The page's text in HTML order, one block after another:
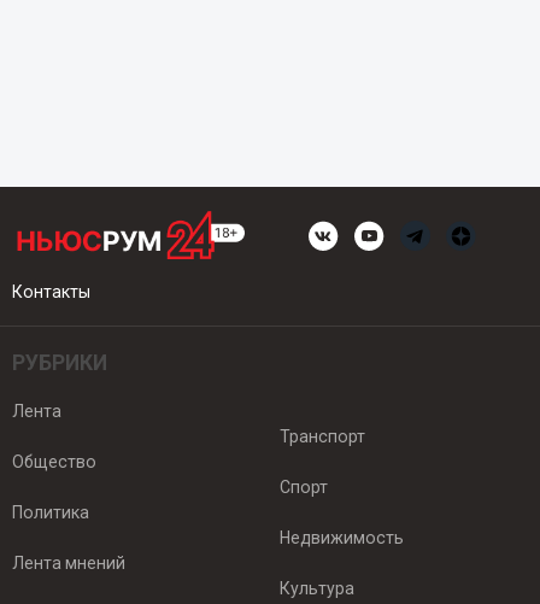
Контакты
РУБРИКИ
Лента
Общество
Политика
Лента мнений
Транспорт
Спорт
Недвижимость
Культура